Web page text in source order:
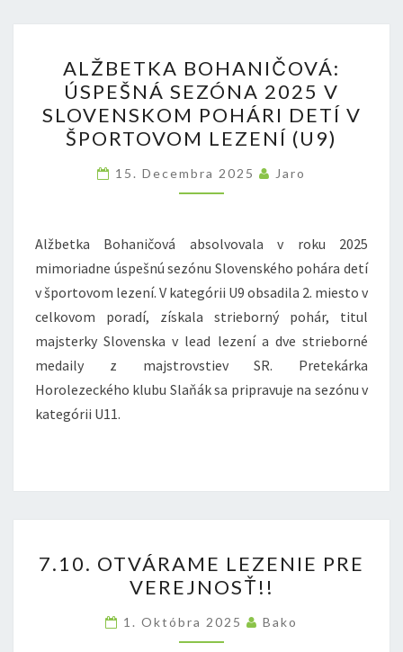
BOHANIČOVÁ:
ÚSPEŠNÁ
SEZÓNA
2025
V
SLOVENSKOM
DETÍ
V
ŠPORTOVOM
LEZENÍ
(U9)
ALŽBETKA BOHANIČOVÁ:
ÚSPEŠNÁ SEZÓNA 2025 V
SLOVENSKOM POHÁRI DETÍ V
ŠPORTOVOM LEZENÍ (U9)
15. Decembra 2025 Jaro
Alžbetka Bohaničová absolvovala v roku 2025
mimoriadne úspešnú sezónu Slovenského pohára detí
v športovom lezení. V kategórii U9 obsadila 2. miesto v
celkovom poradí, získala strieborný pohár, titul
majsterky Slovenska v lead lezení a dve strieborné
medaily z majstrovstiev SR. Pretekárka
Horolezeckého klubu Slaňák sa pripravuje na sezónu v
kategórii U11.
OTVÁRAME
LEZENIE
PRE
VEREJNOSŤ!!
7.10. OTVÁRAME LEZENIE PRE
VEREJNOSŤ!!
1. Októbra 2025 Bako